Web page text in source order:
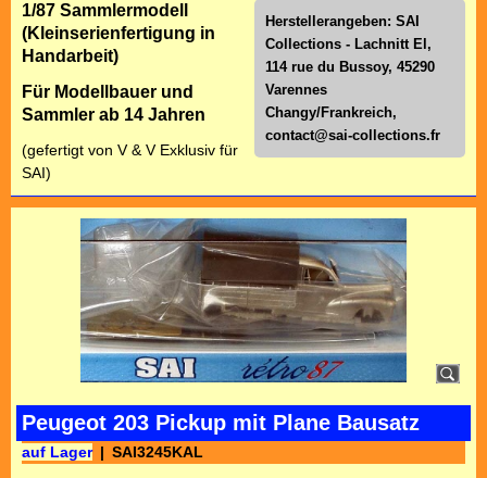
Herstellerangeben: SAI
Collections - Lachnitt El,
114 rue du Bussoy, 45290
Varennes
Changy/Frankreich,
contact@sai-collections.fr
1/87 Sammlermodell
(Kleinserienfertigung in
Handarbeit)
Für Modellbauer und
Sammler ab 14 Jahren
(gefertigt von V & V Exklusiv für
SAI)
Peugeot 203 Pickup mit Plane Bausatz
auf Lager SAI3245KAL